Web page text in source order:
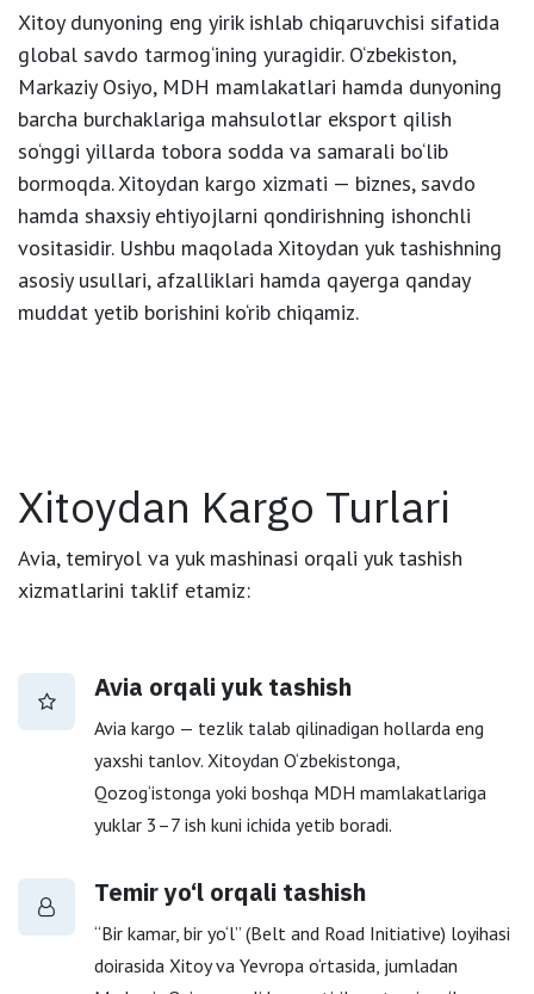
Xitoy dunyoning eng yirik ishlab chiqaruvchisi sifatida
global savdo tarmog‘ining yuragidir. O‘zbekiston,
Markaziy Osiyo, MDH mamlakatlari hamda dunyoning
barcha burchaklariga mahsulotlar eksport qilish
so‘nggi yillarda tobora sodda va samarali bo‘lib
bormoqda. Xitoydan kargo xizmati — biznes, savdo
hamda shaxsiy ehtiyojlarni qondirishning ishonchli
vositasidir. Ushbu maqolada Xitoydan yuk tashishning
asosiy usullari, afzalliklari hamda qayerga qanday
muddat yetib borishini ko‘rib chiqamiz.
Xitoydan Kargo Turlari
Avia, temiryol va yuk mashinasi orqali yuk tashish
xizmatlarini taklif etamiz:
Avia orqali yuk tashish
Avia kargo — tezlik talab qilinadigan hollarda eng
yaxshi tanlov. Xitoydan O‘zbekistonga,
Qozog‘istonga yoki boshqa MDH mamlakatlariga
yuklar 3–7 ish kuni ichida yetib boradi.
Temir yo‘l orqali tashish
“Bir kamar, bir yo‘l” (Belt and Road Initiative) loyihasi
doirasida Xitoy va Yevropa o‘rtasida, jumladan